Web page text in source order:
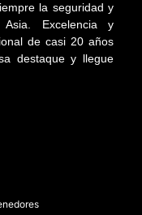
la seguridad y
Excelencia y
de casi 20 años
destaque y llegue